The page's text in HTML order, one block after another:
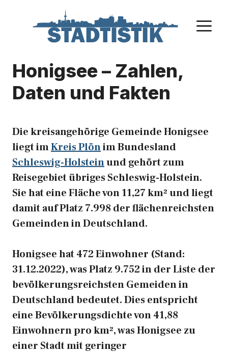
Honigsee – Zahlen,
Daten und Fakten
Die kreisangehörige Gemeinde Honigsee
liegt imKreis Plönim Bundesland
Schleswig-Holsteinund gehört zum
Reisegebiet übriges Schleswig-Holstein.
Sie hat eine Fläche von 11,27 km² und liegt
damit auf Platz 7.998 der flächenreichsten
Gemeinden in Deutschland.
Honigsee hat 472 Einwohner (Stand:
31.12.2022), was Platz 9.752 in der Liste der
bevölkerungsreichsten Gemeiden in
Deutschland bedeutet. Dies entspricht
eine Bevölkerungsdichte von 41,88
Einwohnern pro km², was Honigsee zu
einer Stadt mit geringer